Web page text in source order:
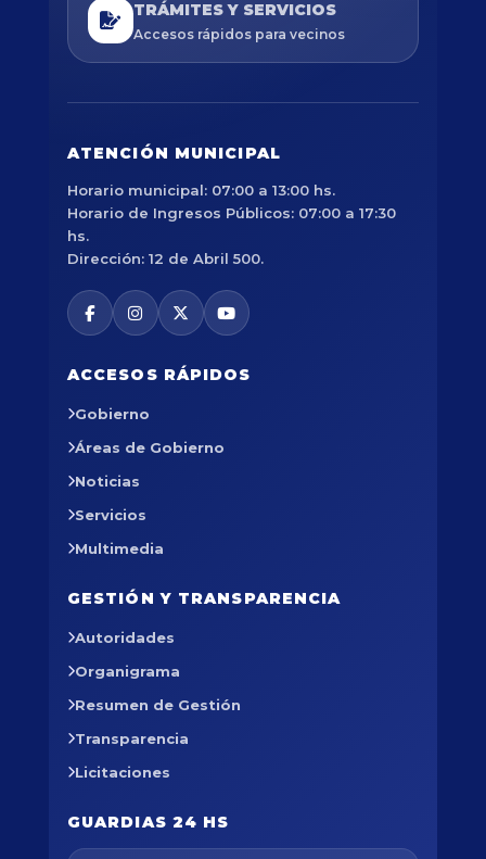
TRÁMITES Y SERVICIOS
Accesos rápidos para vecinos
ATENCIÓN MUNICIPAL
Horario municipal: 07:00 a 13:00 hs.
Horario de Ingresos Públicos: 07:00 a 17:30
hs.
Dirección: 12 de Abril 500.
ACCESOS RÁPIDOS
Gobierno
Áreas de Gobierno
Noticias
Servicios
Multimedia
GESTIÓN Y TRANSPARENCIA
Autoridades
Organigrama
Resumen de Gestión
Transparencia
Licitaciones
GUARDIAS 24 HS